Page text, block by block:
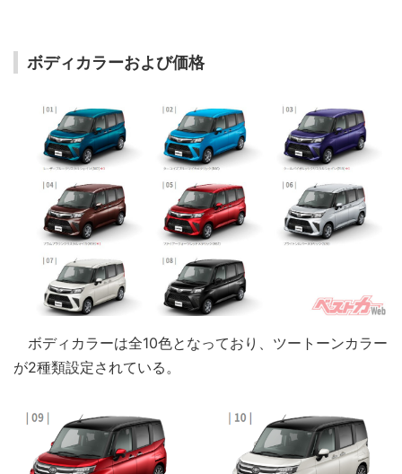
ボディカラーおよび価格
ボディカラーは全10色となっており、ツートーンカラー
が2種類設定されている。